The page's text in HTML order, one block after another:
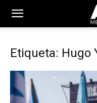
Etiqueta: Hugo